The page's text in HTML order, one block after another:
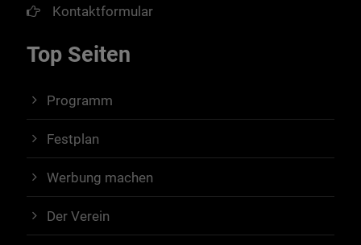
Kontaktformular
Top Seiten
Programm
Festplan
Werbung machen
Der Verein